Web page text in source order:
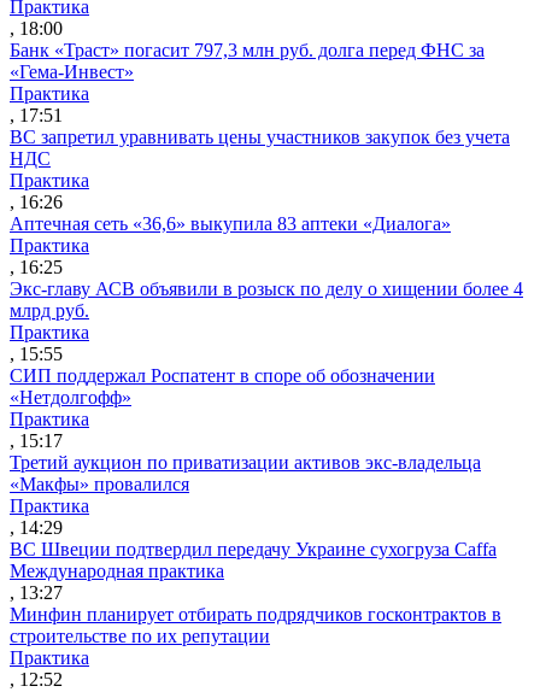
Практика
, 18:00
Банк «Траст» погасит 797,3 млн руб. долга перед ФНС за
«Гема-Инвест»
Практика
, 17:51
ВС запретил уравнивать цены участников закупок без учета
НДС
Практика
, 16:26
Аптечная сеть «36,6» выкупила 83 аптеки «Диалога»
Практика
, 16:25
Экс-главу АСВ объявили в розыск по делу о хищении более 4
млрд руб.
Практика
, 15:55
СИП поддержал Роспатент в споре об обозначении
«Нетдолгофф»
Практика
, 15:17
Третий аукцион по приватизации активов экс-владельца
«Макфы» провалился
Практика
, 14:29
ВС Швеции подтвердил передачу Украине сухогруза Caffa
Международная практика
, 13:27
Минфин планирует отбирать подрядчиков госконтрактов в
строительстве по их репутации
Практика
, 12:52